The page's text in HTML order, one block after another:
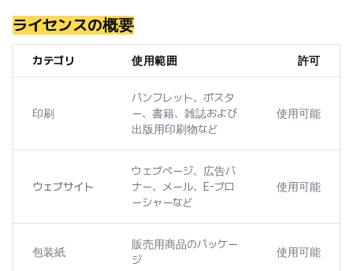
ライセンスの概要
カテゴリ 使用範囲 許可
印刷
パンフレット、ポスタ
ー、書籍、雑誌および
出版用印刷物など
使用可能
ウェブサイト
ウェブページ、広告バ
ナー、メール、E-ブロ
ーシャーなど
使用可能
包装紙
販売用商品のパッケー
ジ
使用可能